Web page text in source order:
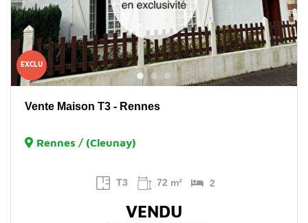
EXCLU
Vente Maison T3 - Rennes
Rennes / (Cleunay)
T3 72 m² 2
VENDU